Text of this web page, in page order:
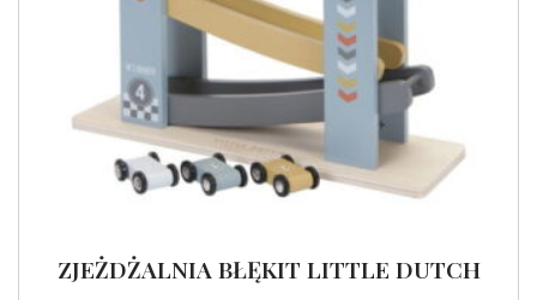
ZJEŻDŻALNIA BŁĘKIT LITTLE DUTCH